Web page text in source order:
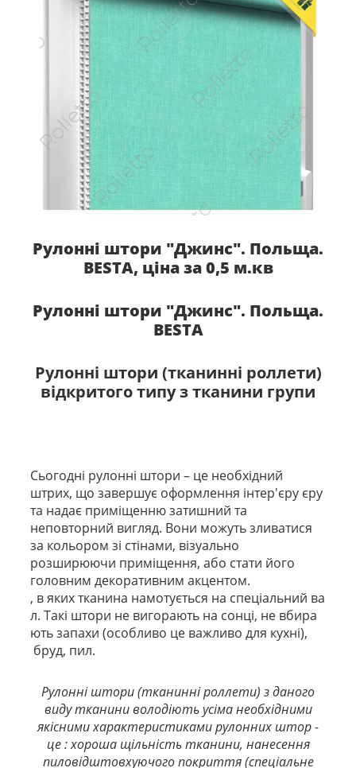
Рулонні штори "Джинс". Польща.
BESTA, ціна за 0,5 м.кв
Рулонні штори "Джинс". Польща.
BESTA
Рулонні штори (тканинні роллети)
відкритого типу з тканини групи
Сьогодні рулонні штори – це необхідний
штрих, що завершує оформлення інтер'єру єру
та надає приміщенню затишний та
неповторний вигляд. Вони можуть зливатися
за кольором зі стінами, візуально
розширюючи приміщення, або стати його
головним декоративним акцентом.
, в яких тканина намотується на спеціальний ва
л. Такі штори не вигорають на сонці, не вбира
ють запахи (особливо це важливо для кухні),
бруд, пил.
Рулонні штори (тканинні роллети) з даного
виду тканини володіють усіма необхідними
якісними характеристиками рулонних штор -
це : хороша щільність тканини, нанесення
пиловідштовхуючого покриття (спеціальне